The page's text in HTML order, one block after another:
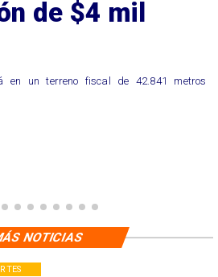
de $4 mil
en un terreno fiscal de 42.841 metros
NOTICIAS